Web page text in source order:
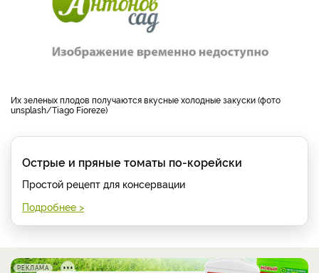
Их зеленых плодов получаются вкусные холодные закуски (фото
unsplash/Tiago Fioreze)
Острые и пряные томаты по-корейски
Простой рецепт для консервации
Подробнее >
РЕКЛАМА